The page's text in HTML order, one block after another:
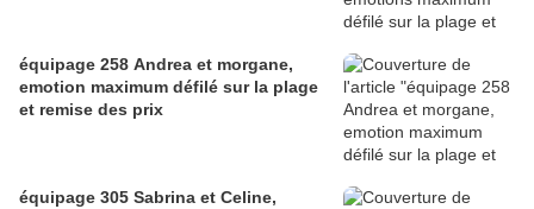
équipage 258 Andrea et morgane,
emotion maximum défilé sur la plage
et remise des prix
équipage 305 Sabrina et Celine,